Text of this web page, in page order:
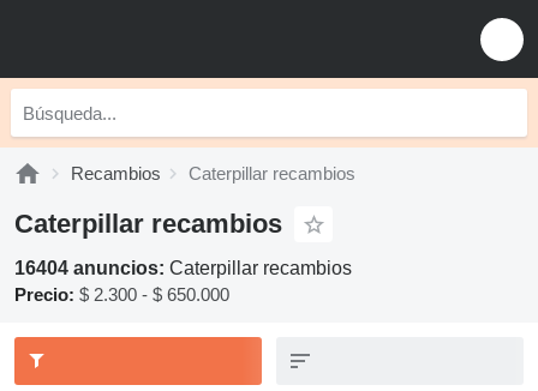
Recambios Caterpillar recambios
Caterpillar recambios
16404 anuncios: Caterpillar recambios
Precio: $ 2.300 - $ 650.000